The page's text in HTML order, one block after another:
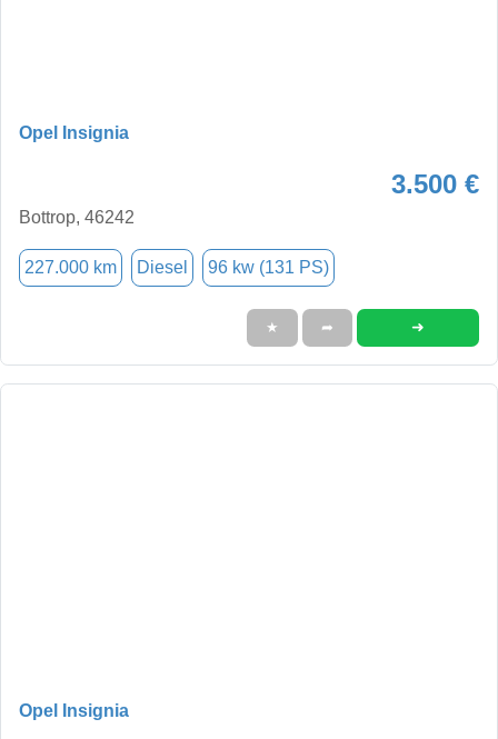
Opel Insignia
3.500 €
Bottrop, 46242
227.000 km Diesel 96 kw (131 PS)
★ ➦ ➜
Opel Insignia